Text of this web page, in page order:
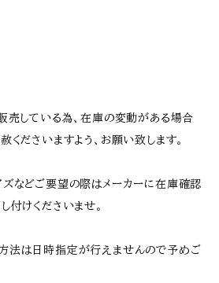
売している為、在庫の変動がある場合
くださいますよう、お願い致します。
などご要望の際はメーカーに在庫確認
付けくださいませ。
は日時指定が行えませんので予めご